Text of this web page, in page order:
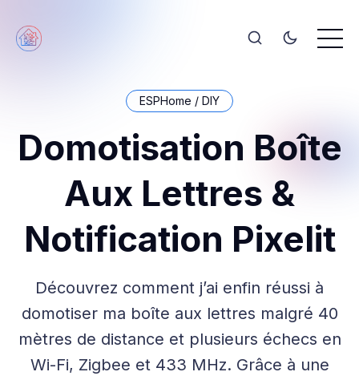
ESPHome / DIY
Domotisation Boîte
Aux Lettres &
Notification Pixelit
Découvrez comment j’ai enfin réussi à
domotiser ma boîte aux lettres malgré 40
mètres de distance et plusieurs échecs en
Wi-Fi, Zigbee et 433 MHz. Grâce à une